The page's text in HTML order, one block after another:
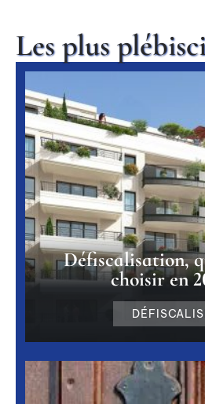
Les plus
Défiscalisation,
choisir en